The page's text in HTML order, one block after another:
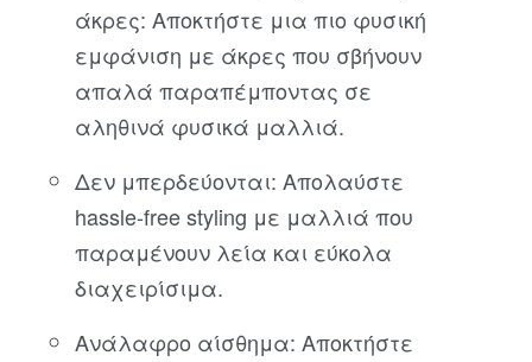
άκρες: Αποκτήστε μια πιο φυσική
εμφάνιση με άκρες που σβήνουν
απαλά παραπέμποντας σε
αληθινά φυσικά μαλλιά.
Δεν μπερδεύονται: Απολαύστε
hassle-free styling με μαλλιά που
παραμένουν λεία και εύκολα
διαχειρίσιμα.
Ανάλαφρο αίσθημα: Αποκτήστε